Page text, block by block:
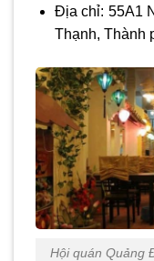
Địa chỉ: 55A1
Thạnh, Thành
Hội quán Quảng